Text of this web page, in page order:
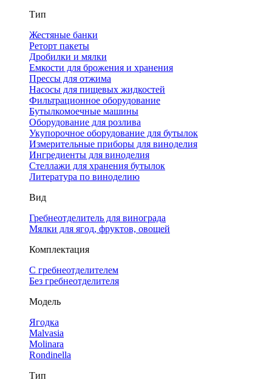
Тип
Жестяные банки
Реторт пакеты
Дробилки и мялки
Емкости для брожения и хранения
Прессы для отжима
Насосы для пищевых жидкостей
Фильтрационное оборудование
Бутылкомоечные машины
Оборудование для розлива
Укупорочное оборудование для бутылок
Измерительные приборы для виноделия
Ингредиенты для виноделия
Стеллажи для хранения бутылок
Литература по виноделию
Вид
Гребнеотделитель для винограда
Мялки для ягод, фруктов, овощей
Комплектация
С гребнеотделителем
Без гребнеотделителя
Модель
Ягодка
Malvasia
Molinara
Rondinella
Тип